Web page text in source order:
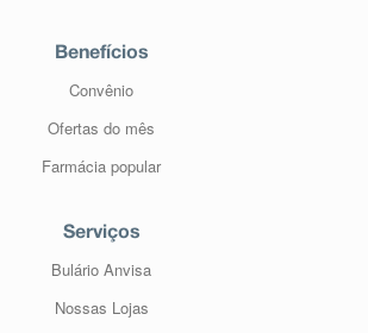
Benefícios
Convênio
Ofertas do mês
Farmácia popular
Serviços
Bulário Anvisa
Nossas Lojas